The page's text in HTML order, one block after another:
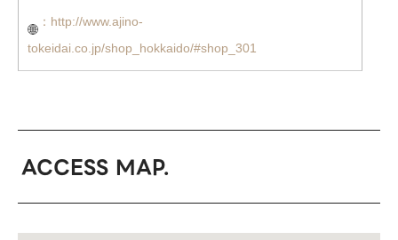
：http://www.ajino-
tokeidai.co.jp/shop_hokkaido/#shop_301
ACCESS MAP.